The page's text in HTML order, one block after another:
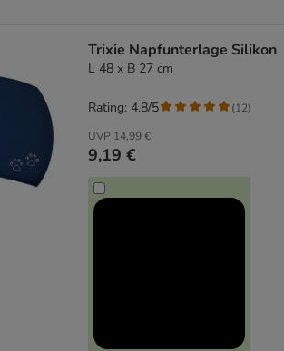
Trixie Napfunterlage Silikon
L 48 x B 27 cm
UVP 14,99 €
9,19 €
Rating: 4.8/5 (12)